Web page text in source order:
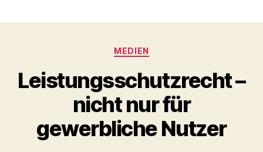
Kategorien
MEDIEN
Leistungsschutzrecht –
nicht nur für
gewerbliche Nutzer